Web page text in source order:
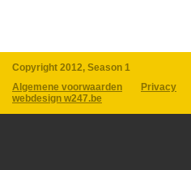
Copyright 2012, Season 1
Algemene voorwaarden
Privacy
webdesign w247.be